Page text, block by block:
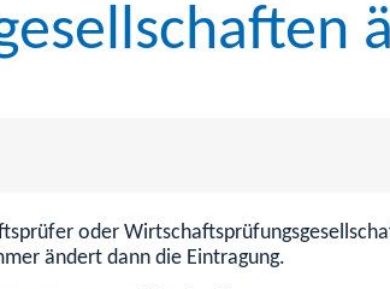
oder
ändert dann die Eintragung.